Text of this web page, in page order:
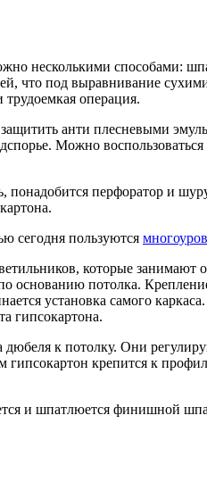
несколькими способами:
что под выравнивание
трудоемкая операция.
анти плесневыми
Можно
понадобится перфоратор и
сегодня пользуются
которые занимают
основанию потолка.
установка самого
гипсокартона.
к потолку. Они
гипсокартон крепится к
и шпатлюется финишной